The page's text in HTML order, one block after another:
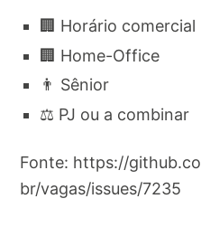
🏢 Horário comercial
🏢 Home-Office
👨 Sênior
⚖️ PJ ou a combinar
Fonte: https://
br/vagas/issues/7235